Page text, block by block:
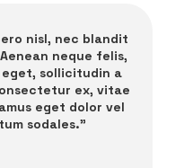
nisl, nec blandit
neque felis,
sollicitudin a
ex, vitae
eget dolor vel
sodales.”